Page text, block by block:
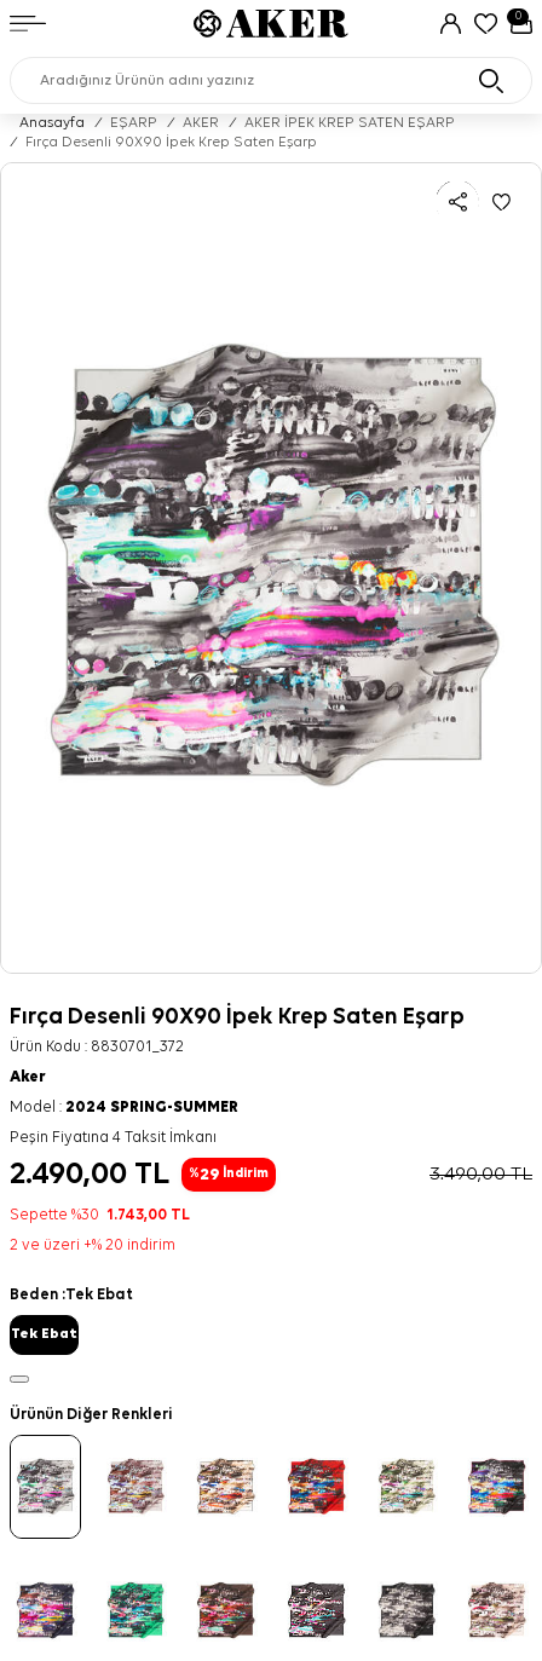
0
Anasayfa / EŞARP / AKER /
AKER İPEK KREP SATEN EŞARP
/
Fırça Desenli 90X90 İpek Krep Saten Eşarp
Fırça Desenli 90X90 İpek Krep Saten Eşarp
Ürün Kodu : 8830701_372
Aker
Model : 2024 SPRING-SUMMER
Peşin Fiyatına 4 Taksit İmkanı
2.490,00 TL %29 İndirim 3.490,00TL
Sepette %30 1.743,00 TL
2 ve üzeri +% 20 indirim
Beden :Tek Ebat
Tek Ebat
Ürünün Diğer Renkleri